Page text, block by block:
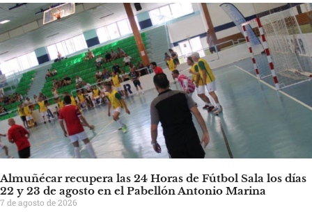
Almuñécar recupera las 24 Horas de Fútbol Sala los días
22 y 23 de agosto en el Pabellón Antonio Marina
7 de agosto de 2026